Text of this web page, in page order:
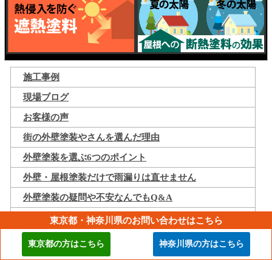
施工事例
現場ブログ
お客様の声
街の外壁塗装やさんを選んだ理由
外壁塗装を選ぶ6つのポイント
外壁・屋根塗装だけで雨漏りは直せません
外壁塗装の疑問や不安なんでもQ&A
外壁塗装のお値段について
街の外壁塗装やさんだからできる安心のお約束
塗装工事をお考えの方が知っておきたいこと
東京都・神奈川県のお問い合わせはこちら
東京都の方はこちら 神奈川県の方はこちら